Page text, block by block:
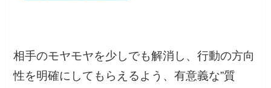
相手のモヤモヤを少しでも解消し、行動の方向
性を明確にしてもらえるよう、有意義な”質